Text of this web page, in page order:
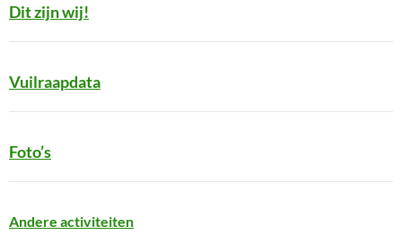
Dit zijn wij!
Vuilraapdata
Foto’s
Andere activiteiten